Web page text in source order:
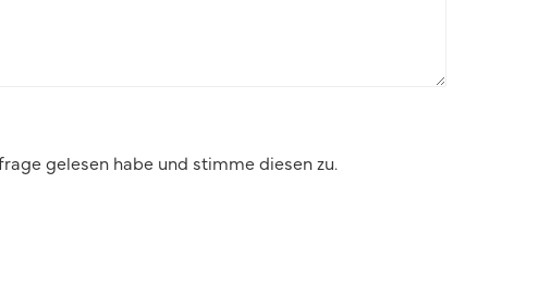
gelesen habe und stimme diesen zu.